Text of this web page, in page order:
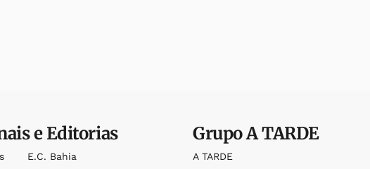
e Editorias
E.c. Bahia
GrupoA TARDE
A TARDE